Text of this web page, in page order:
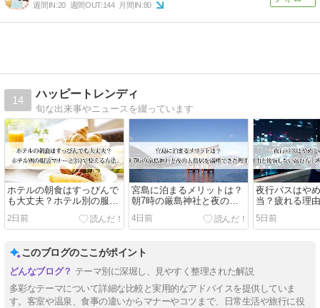
週間IN:20 週間OUT:144 月間IN:80
14
ハッピートレンディ
旬な出来事やニュースを綴っています
ホテルの朝食はすっぴんで
も大丈夫？ホテル別の服装
マナーと3分で整える方法
2日前
宮島に泊まるメリットは？
朝7時の厳島神社と夜の大
鳥居を満喫できた理由
4日前
夜行バスはや
当？疲れる理
い選び方｜新
金・快適性も
5日前
このブログのここがポイント
テーマ別に深堀し、見やすく整理された解説
多彩なテーマについて詳細な比較と実用的なアドバイスを提供していま
す。客室や温泉、食事の違いからマナーやコツまで、日常生活や旅行に役